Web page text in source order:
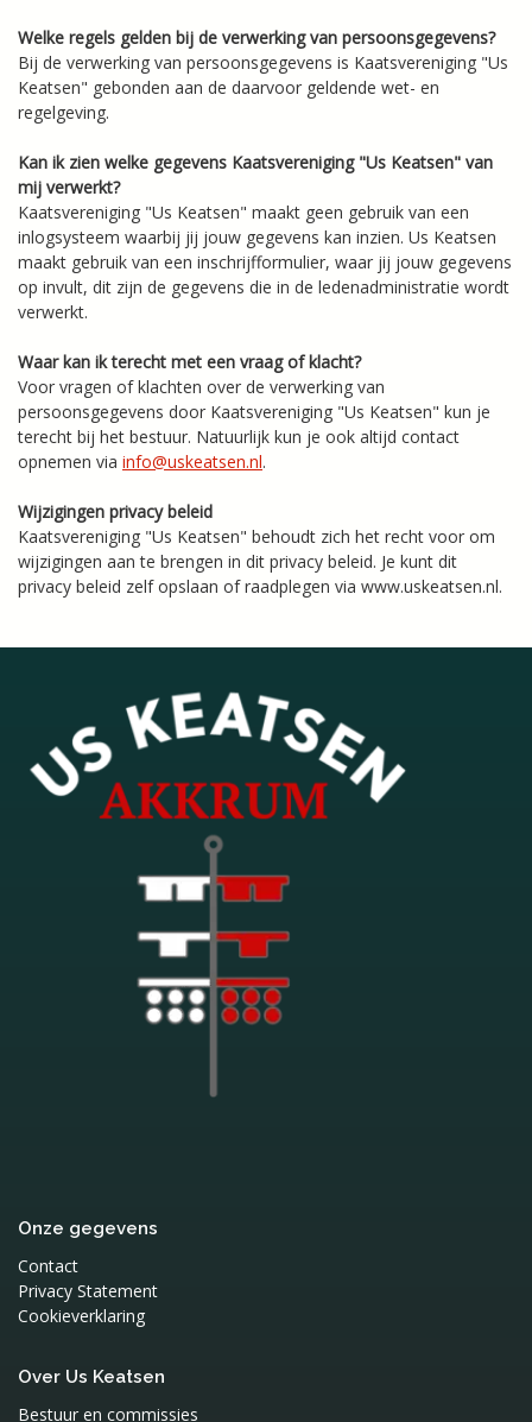
Welke regels gelden bij de verwerking van persoonsgegevens?
Bij de verwerking van persoonsgegevens is Kaatsvereniging "Us
Keatsen" gebonden aan de daarvoor geldende wet- en
regelgeving.
Kan ik zien welke gegevens Kaatsvereniging "Us Keatsen" van
mij verwerkt?
Kaatsvereniging "Us Keatsen" maakt geen gebruik van een
inlogsysteem waarbij jij jouw gegevens kan inzien. Us Keatsen
maakt gebruik van een inschrijfformulier, waar jij jouw gegevens
op invult, dit zijn de gegevens die in de ledenadministratie wordt
verwerkt.
Waar kan ik terecht met een vraag of klacht?
Voor vragen of klachten over de verwerking van
persoonsgegevens door Kaatsvereniging "Us Keatsen" kun je
terecht bij het bestuur. Natuurlijk kun je ook altijd contact
opnemen via info@uskeatsen.nl.
Wijzigingen privacy beleid
Kaatsvereniging "Us Keatsen" behoudt zich het recht voor om
wijzigingen aan te brengen in dit privacy beleid. Je kunt dit
privacy beleid zelf opslaan of raadplegen via www.uskeatsen.nl.
Onze gegevens
Contact
Privacy Statement
Cookieverklaring
Over Us Keatsen
Bestuur en commissies